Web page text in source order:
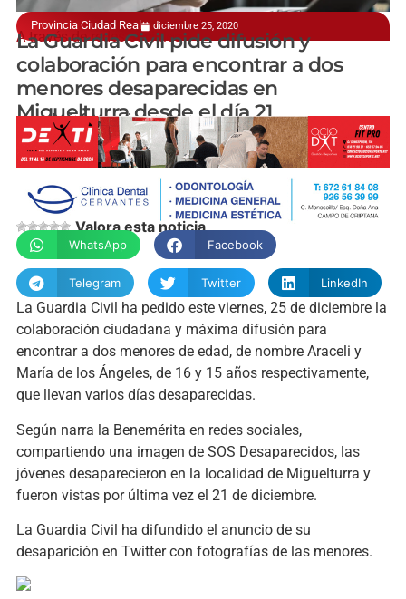
Provincia Ciudad Real diciembre 25, 2020
A través de redes sociales
La Guardia Civil pide difusión y
colaboración para encontrar a dos
menores desaparecidas en
Miguelturra desde el día 21
manchainformacion.com
Valora esta noticia
WhatsApp Facebook
Telegram Twitter LinkedIn
La Guardia Civil ha pedido este viernes, 25 de diciembre la
colaboración ciudadana y máxima difusión para
encontrar a dos menores de edad, de nombre Araceli y
María de los Ángeles, de 16 y 15 años respectivamente,
que llevan varios días desaparecidas.
Según narra la Benemérita en redes sociales,
compartiendo una imagen de SOS Desaparecidos, las
jóvenes desaparecieron en la localidad de Miguelturra y
fueron vistas por última vez el 21 de diciembre.
La Guardia Civil ha difundido el anuncio de su
desaparición en Twitter con fotografías de las menores.